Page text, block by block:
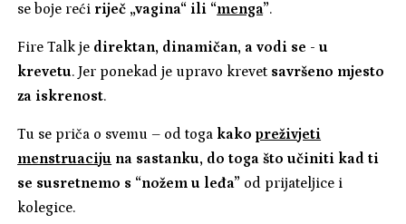
se boje reći riječ „vagina“ ili “menga”.
Fire Talk je direktan, dinamičan, a vodi se - u
krevetu. Jer ponekad je upravo krevet savršeno mjesto
za iskrenost.
Tu se priča o svemu – od toga kakopreživjeti
menstruaciju na sastanku, do toga što učiniti kad ti
se susretnemo s “nožem u leđa” od prijateljice i
kolegice.